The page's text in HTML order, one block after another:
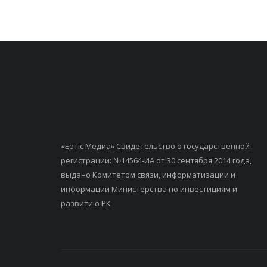
«Ертiс Медиа» Свидетельство о государственной
регистрации: №14564-ИА от 30 сентября 2014 года,
выдано Комитетом связи, информатизации и
информации Министерства по инвестициям и
развитию РК